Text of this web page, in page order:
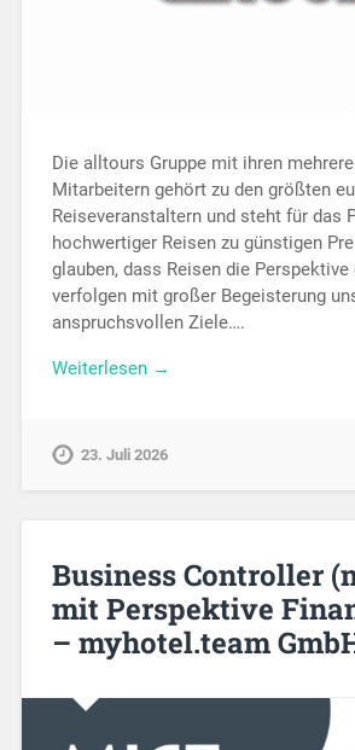
Die alltours Gruppe mit ihren
Mitarbeitern gehört zu den größten
Reiseveranstaltern und steht für das
hochwertiger Reisen zu günstigen
glauben, dass Reisen die
verfolgen mit großer Begeisterung
anspruchsvollen Ziele….
Weiterlesen →
23. Juli 2026
Business Controller
mit Perspektive
– myhotel.team